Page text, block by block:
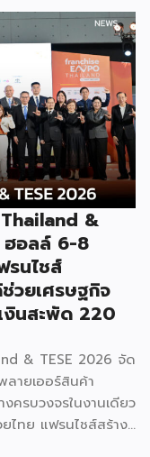
นการส่งเสริมสนับสนุน
บดีกรมพัฒนาธุรกิจ
นประธานเปิดงาน
ร์ท เอสเอ็มอี เอ็กซ์
SME Expo)” ซึ่ง
โดย บริษัท พีเอ็มจี
งผู้ประกอบการและ
บบแฟรนไชส์ […]
&
ฮอลล์ 6-8
รนไชส์
วยเศรษฐกิจ
งินสะพัด 220
& TESE 2026 จัด
ายเออร์สินค้า
ครบวงจรในงานเดียว
ไทย แฟรนไชส์สร้าง